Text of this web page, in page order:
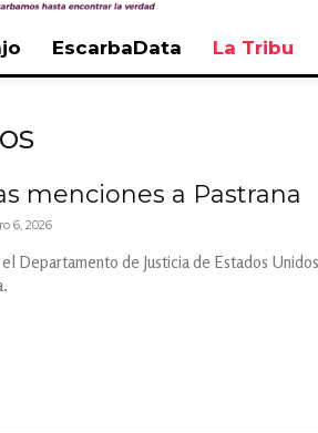
EscarbaData La Tribu
menciones a Pastrana
6, 2026
Departamento de Justicia de Estados